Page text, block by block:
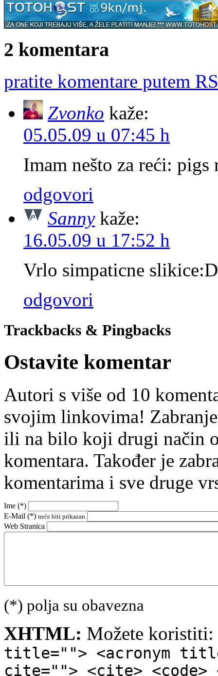
2 komentara
pratite komentare putem
Zvonko kaže:
05.05.09 u 07:45 h
Imam nešto za reći:
odgovori
Sanny kaže:
16.05.09 u 17:52 h
Vrlo simpaticne
odgovori
Trackbacks & Pingbacks
Ostavite komentar
Autori s više od 10
svojim linkovima!
ili na bilo koji drugi način
komentara. Također je
komentarima i sve druge
Ime (*)
E-Mail (*) neće biti prikazan
Web Stranica
(*) polja su obavezna
XHTML: Možete koristiti:
title=""> <acronym
cite=""> <cite> <code>